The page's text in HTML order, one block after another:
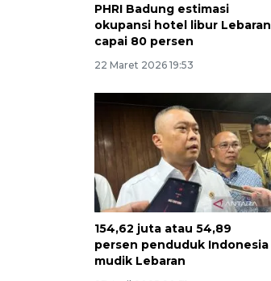
PHRI Badung estimasi
okupansi hotel libur Lebaran
capai 80 persen
22 Maret 2026 19:53
154,62 juta atau 54,89
persen penduduk Indonesia
mudik Lebaran